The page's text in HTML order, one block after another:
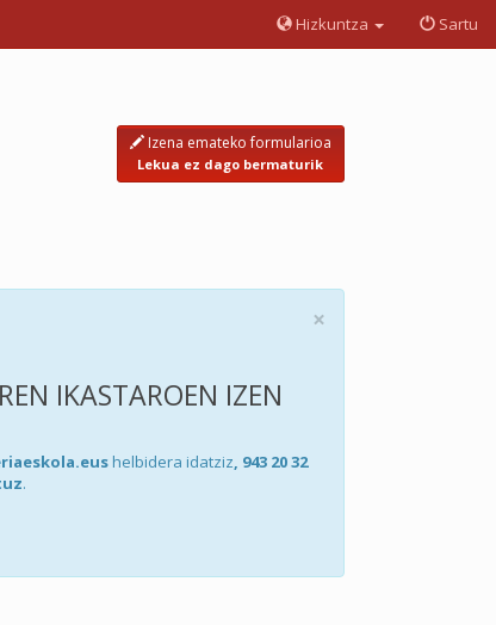
Hizkuntza Sartu
Izena emateko formularioa
Lekua ez dago bermaturik
×
IKASTAROEN IZEN
helbidera idatziz , 943 20 32
.